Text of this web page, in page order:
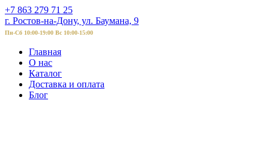
+7 863 279 71 25
г. Ростов-на-Дону, ул. Баумана, 9
Пн-Сб 10:00-19:00 Вс 10:00-15:00
Главная
О нас
Каталог
Доставка и оплата
Блог